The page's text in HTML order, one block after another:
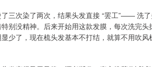
三次染了两次，结果头发直接 “罢工”—— 洗
别没精神。后来开始用这款发膜，每次洗完
少了，现在梳头发基本不打结，就算不用吹